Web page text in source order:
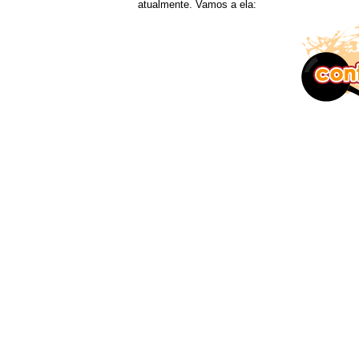
atualmente. Vamos a ela: